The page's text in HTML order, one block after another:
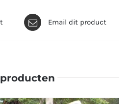
Email dit product